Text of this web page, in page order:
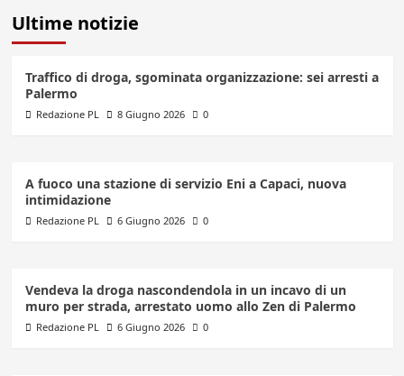
Ultime notizie
Traffico di droga, sgominata organizzazione: sei arresti a
Palermo
Redazione PL 8 Giugno 2026 0
A fuoco una stazione di servizio Eni a Capaci, nuova
intimidazione
Redazione PL 6 Giugno 2026 0
Vendeva la droga nascondendola in un incavo di un
muro per strada, arrestato uomo allo Zen di Palermo
Redazione PL 6 Giugno 2026 0